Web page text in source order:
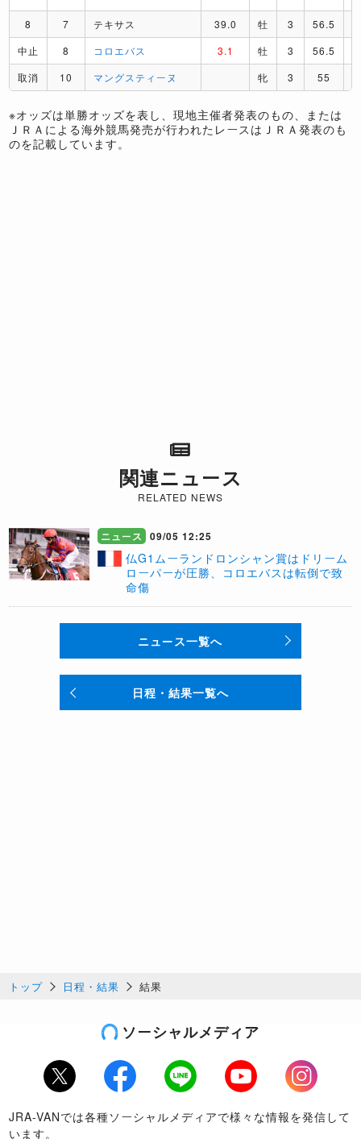
8 7 テキサス 39.0 牡 3 56.5
中止
8 コロエバス 3.1 牡 3 56.5
取消
10 マングスティーヌ 牝 3 55
※オッズは単勝オッズを表し、現地主催者発表のもの、または
ＪＲＡによる海外競馬発売が行われたレースはＪＲＡ発表のも
のを記載しています。
関連ニュース
RELATED NEWS
ニュース 09/05 12:25
​仏G1ムーランドロンシャン賞はドリーム
ローパーが圧勝、コロエバスは転倒で致
命傷
ニュース一覧へ
日程・結果一覧へ
トップ 日程・結果 結果
ソーシャルメディア
Twitter Facebook LINE Youtube
Instagram
JRA-VANでは各種ソーシャルメディアで様々な情報を発信して
います。